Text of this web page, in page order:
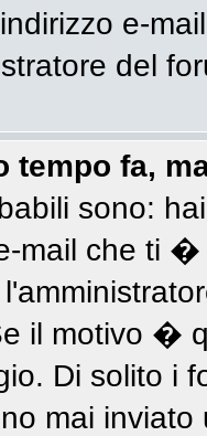
e-
del
tempo fa,
sono:
mail che ti
il motivo �
Di solito i
mai